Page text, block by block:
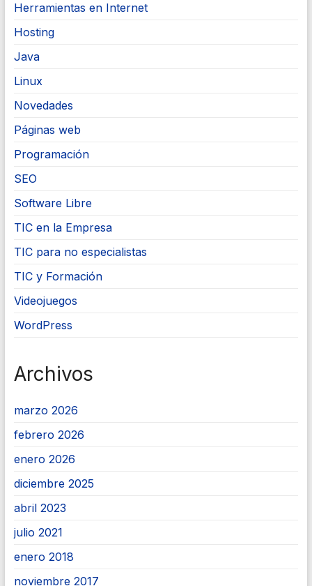
Herramientas en Internet
Hosting
Java
Linux
Novedades
Páginas web
Programación
SEO
Software Libre
TIC en la Empresa
TIC para no especialistas
TIC y Formación
Videojuegos
WordPress
Archivos
marzo 2026
febrero 2026
enero 2026
diciembre 2025
abril 2023
julio 2021
enero 2018
noviembre 2017